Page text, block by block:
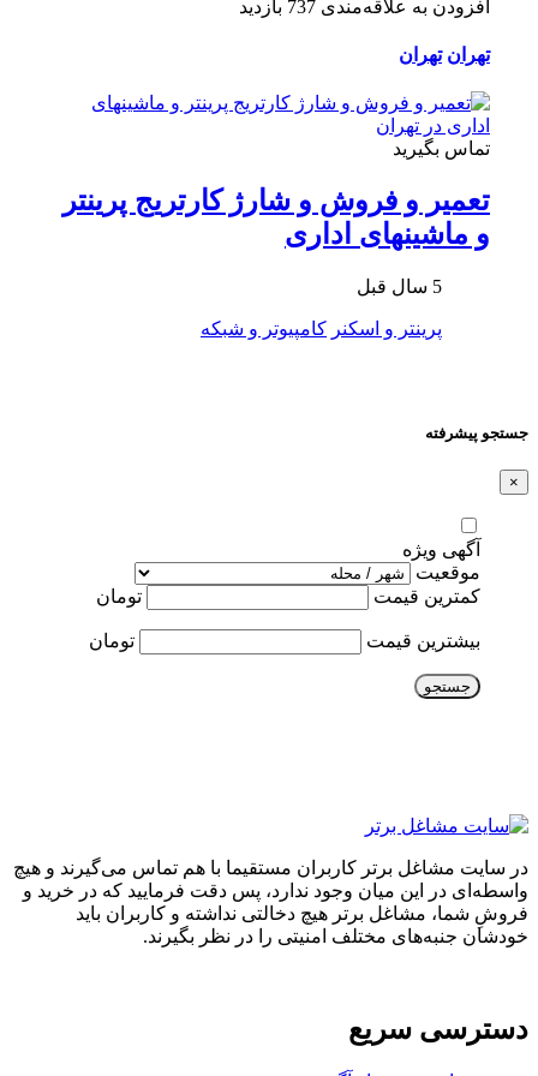
افزودن به علاقه‌مندی 737 بازدید
تهران تهران
تماس بگیرید
تعمیر و فروش و شارژ کارتریج پرینتر
و ماشینهای اداری
5 سال قبل
پرینتر و اسکنر کامپیوتر و شبکه
جستجو پیشرفته
×
آگهی ویژه
موقعیت
کمترین قیمت
تومان
بیشترین قیمت تومان
جستجو
در سایت مشاغل برتر کاربران مستقیما با هم تماس می‌گیرند و هیچ
واسطه‌ای در این میان وجود ندارد، پس دقت فرمایید که در خرید و
فروشِ شما، مشاغل برتر هیچ دخالتی نداشته و کاربران باید
خودشان جنبه‌های مختلف امنیتی را در نظر بگیرند.
دسترسی سریع